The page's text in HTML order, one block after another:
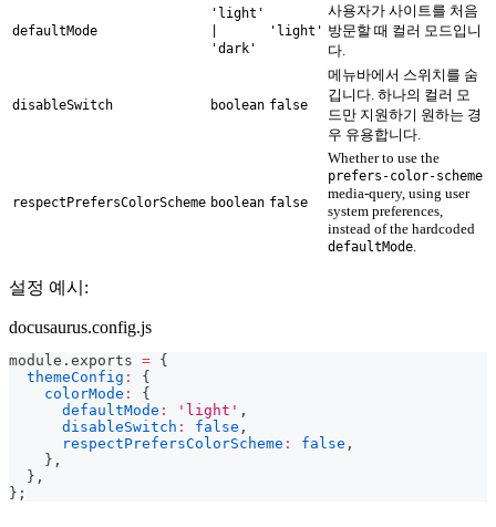
defaultMode
'light'
'dark'
'light'
사용자가 사이트를 처음
방문할 때 컬러 모드입니
다.
disableSwitch boolean false
메뉴바에서 스위치를 숨
깁니다. 하나의 컬러 모
드만 지원하기 원하는 경
우 유용합니다.
respectPrefersColorScheme boolean false
Whether to use the
prefers-color-scheme
media-query, using user
system preferences,
instead of the hardcoded
defaultMode
설정 예시:
docusaurus.config.js
module . exports = {
themeConfig :
{
colorMode :
{
defaultMode : 'light' ,
disableSwitch : false ,
respectPrefersColorScheme : false ,
} ,
} ,
} ;